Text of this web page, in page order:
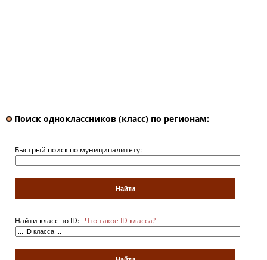
Поиск одноклассников (класс) по регионам:
Быстрый поиск по муниципалитету:
Найти класс по ID: Что такое ID класса?